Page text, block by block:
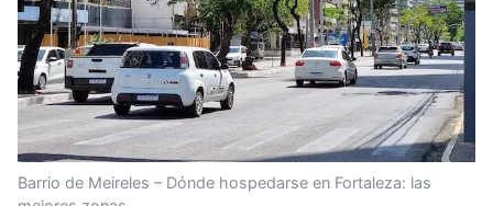
Barrio de Meireles – Dónde hospedarse en Fortaleza: las